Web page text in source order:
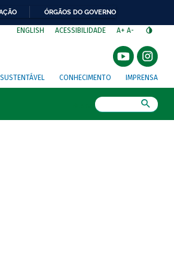
ÓRGÃOS DO GOVERNO
ENGLISH ACESSIBILIDADE A+ A-
CONHECIMENTO IMPRENSA